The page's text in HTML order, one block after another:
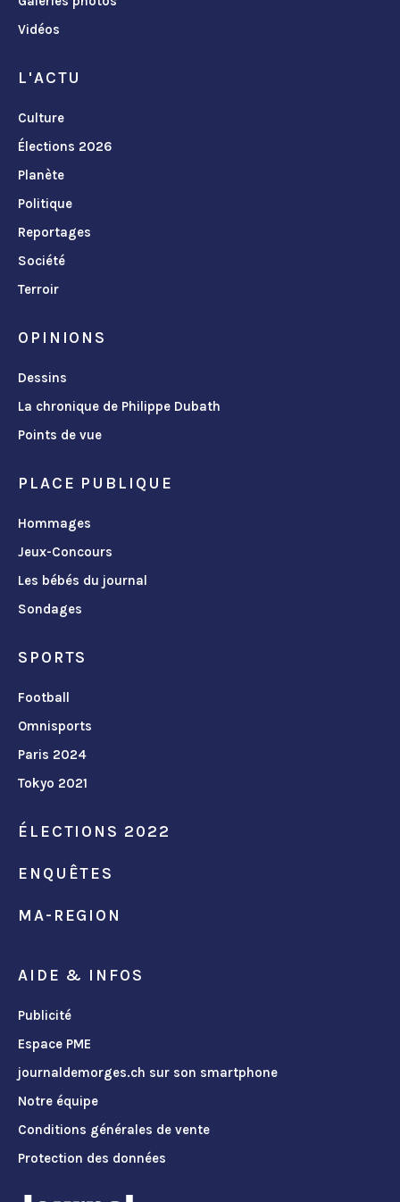
Vidéos
L'ACTU
Culture
Élections 2026
Planète
Politique
Reportages
Société
Terroir
OPINIONS
Dessins
La chronique de Philippe Dubath
Points de vue
PLACE PUBLIQUE
Hommages
Jeux-Concours
Les bébés du journal
Sondages
SPORTS
Football
Omnisports
Paris 2024
Tokyo 2021
ÉLECTIONS 2022
ENQUÊTES
MA-REGION
AIDE & INFOS
Publicité
Espace PME
journaldemorges.ch sur son smartphone
Notre équipe
Conditions générales de vente
Protection des données